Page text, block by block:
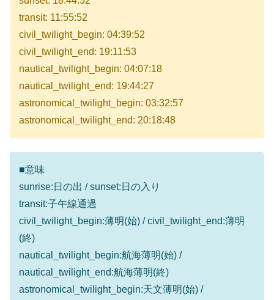
transit: 11:55:52
civil_twilight_begin: 04:39:52
civil_twilight_end: 19:11:53
nautical_twilight_begin: 04:07:18
nautical_twilight_end: 19:44:27
astronomical_twilight_begin: 03:32:57
astronomical_twilight_end: 20:18:48
■意味
sunrise:日の出 / sunset:日の入り
transit:子午線通過
civil_twilight_begin:薄明(始) / civil_twilight_end:薄明
(終)
nautical_twilight_begin:航海薄明(始) /
nautical_twilight_end:航海薄明(終)
astronomical_twilight_begin:天文薄明(始) /